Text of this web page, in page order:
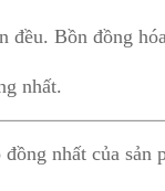
đều. Bồn đồng
nhất.
nhất của sản